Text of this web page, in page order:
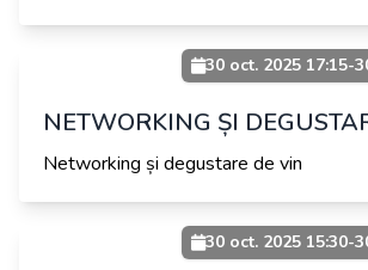
30 oct. 2025 17:15-
NETWORKING ȘI
Networking și degustare de vin
30 oct. 2025 15:30-